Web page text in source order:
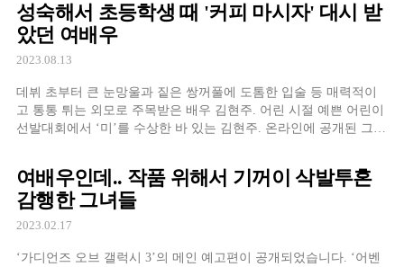
성숙해서 초등학생 때 '커피 마시자' 대시 받
았던 여배우
2023.08.13
데뷔 초부터 큰 눈망울과 짙은 쌍꺼풀에 도톰한 입술 등 매력적이
고 통통 튀는 외모로 주목받은 배우 김현주. 어린 시절 예쁜 어린이
선발대회에서 ‘미’를 수상한 바 있는 김현주. 온라인에 공개된 그녀
어린 시절부터 남다른 인기를 자랑했다고 하는데요. 심지어 초등학
생 때도 […]
여배우인데.. 작품 위해서 기꺼이 삭발투혼
감행한 그녀들
2023.02.17
‘가디언즈 오브 갤럭시 3’의 메인 예고편이 공개되었습니다. ‘어벤